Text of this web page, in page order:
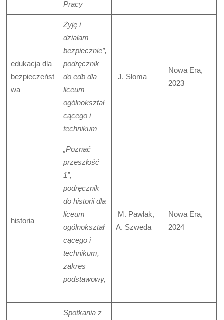
Pracy
edukacja dla
bezpieczeńst
wa
Żyję i
działam
bezpiecznie”,
podręcznik
do edb dla
liceum
ogólnokształ
cącego i
technikum
J. Słoma
Nowa Era,
2023
historia
„Poznać
przeszłość
1”,
podręcznik
do historii dla
liceum
ogólnokształ
cącego i
technikum,
zakres
podstawowy,
M. Pawlak,
A. Szweda
Nowa Era,
2024
Spotkania z